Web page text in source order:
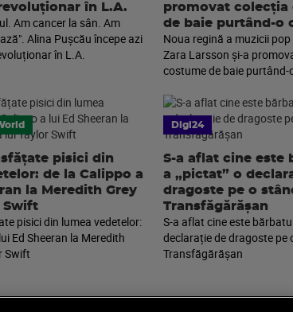
în L.A.
Am cancer la sân. Am
Alina Pușcău începe azi
în L.A.
promovat colecția
de baie purtând-o
Noua regină a muzicii
Zara Larsson și-a
costume de baie purtând-
pisici din
de la Calippo a
la Meredith Grey
Swift
pisici din lumea vedetelor:
Ed Sheeran la Meredith
Swift
Digi24
S-a aflat cine este
a „pictat” o
dragoste pe o
Transfăgărășan
S-a aflat cine este
declarație de dragoste pe
Transfăgărășan